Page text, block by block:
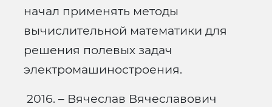
начал применять методы
вычислительной математики для
решения полевых задач
электромашиностроения.
2016. – Вячеслав Вячеславович